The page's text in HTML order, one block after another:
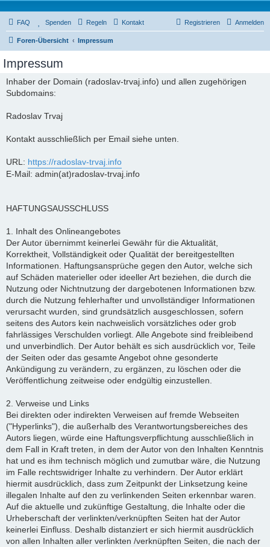
FAQ Spenden Regeln Kontakt Anmelden
Registrieren
Foren-Übersicht Impressum
Impressum
Inhaber der Domain (radoslav-trvaj.info) und allen zugehörigen
Subdomains:
Radoslav Trvaj
Kontakt ausschließlich per Email siehe unten.
URL: https://radoslav-trvaj.info
E-Mail: admin(at)radoslav-trvaj.info
HAFTUNGSAUSSCHLUSS
1. Inhalt des Onlineangebotes
Der Autor übernimmt keinerlei Gewähr für die Aktualität,
Korrektheit, Vollständigkeit oder Qualität der bereitgestellten
Informationen. Haftungsansprüche gegen den Autor, welche sich
auf Schäden materieller oder ideeller Art beziehen, die durch die
Nutzung oder Nichtnutzung der dargebotenen Informationen bzw.
durch die Nutzung fehlerhafter und unvollständiger Informationen
verursacht wurden, sind grundsätzlich ausgeschlossen, sofern
seitens des Autors kein nachweislich vorsätzliches oder grob
fahrlässiges Verschulden vorliegt. Alle Angebote sind freibleibend
und unverbindlich. Der Autor behält es sich ausdrücklich vor, Teile
der Seiten oder das gesamte Angebot ohne gesonderte
Ankündigung zu verändern, zu ergänzen, zu löschen oder die
Veröffentlichung zeitweise oder endgültig einzustellen.
2. Verweise und Links
Bei direkten oder indirekten Verweisen auf fremde Webseiten
("Hyperlinks"), die außerhalb des Verantwortungsbereiches des
Autors liegen, würde eine Haftungsverpflichtung ausschließlich in
dem Fall in Kraft treten, in dem der Autor von den Inhalten Kenntnis
hat und es ihm technisch möglich und zumutbar wäre, die Nutzung
im Falle rechtswidriger Inhalte zu verhindern. Der Autor erklärt
hiermit ausdrücklich, dass zum Zeitpunkt der Linksetzung keine
illegalen Inhalte auf den zu verlinkenden Seiten erkennbar waren.
Auf die aktuelle und zukünftige Gestaltung, die Inhalte oder die
Urheberschaft der verlinkten/verknüpften Seiten hat der Autor
keinerlei Einfluss. Deshalb distanziert er sich hiermit ausdrücklich
von allen Inhalten aller verlinkten /verknüpften Seiten, die nach der